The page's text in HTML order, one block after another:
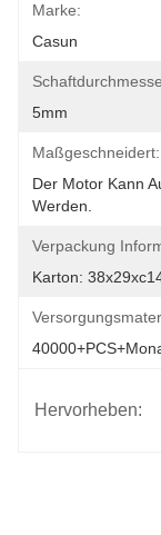
Marke:
Casun
5mm
Maßgeschneidert:
Der Motor Kann
Werden.
Verpackung
Karton:
Hervorheben: